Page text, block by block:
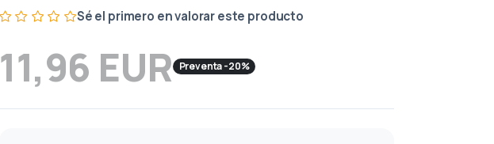
Sé el primero en valorar este producto
11,96 EUR Preventa -20%